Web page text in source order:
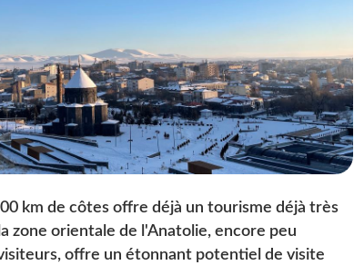
km de côtes offre déjà un tourisme déjà très
zone orientale de l'Anatolie, encore peu
offre un étonnant potentiel de visite